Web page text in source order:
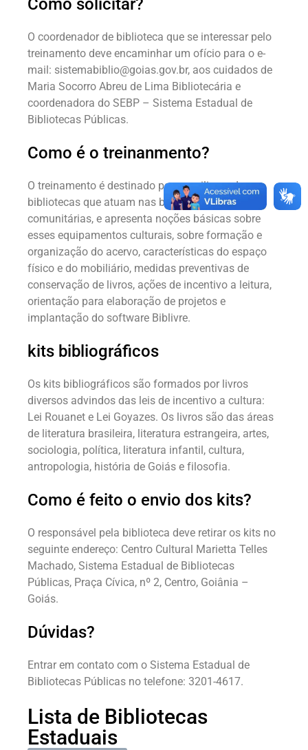
Como solicitar?
O coordenador de biblioteca que se interessar pelo
treinamento deve encaminhar um ofício para o e-
mail: sistemabiblio@goias.gov.br, aos cuidados de
Maria Socorro Abreu de Lima Bibliotecária e
coordenadora do SEBP – Sistema Estadual de
Bibliotecas Públicas.
Como é o treinanmento?
O treinamento é destinado para auxiliares de
bibliotecas que atuam nas bibliotecas públicas e
comunitárias, e apresenta noções básicas sobre
esses equipamentos culturais, sobre formação e
organização do acervo, características do espaço
físico e do mobiliário, medidas preventivas de
conservação de livros, ações de incentivo a leitura,
orientação para elaboração de projetos e
implantação do software Biblivre.
kits bibliográficos
Os kits bibliográficos são formados por livros
diversos advindos das leis de incentivo a cultura:
Lei Rouanet e Lei Goyazes. Os livros são das áreas
de literatura brasileira, literatura estrangeira, artes,
sociologia, política, literatura infantil, cultura,
antropologia, história de Goiás e filosofia.
Como é feito o envio dos kits?
O responsável pela biblioteca deve retirar os kits no
seguinte endereço: Centro Cultural Marietta Telles
Machado, Sistema Estadual de Bibliotecas
Públicas, Praça Cívica, nº 2, Centro, Goiânia –
Goiás.
Dúvidas?
Entrar em contato com o Sistema Estadual de
Bibliotecas Públicas no telefone: 3201-4617.
Lista de Bibliotecas
Estaduais